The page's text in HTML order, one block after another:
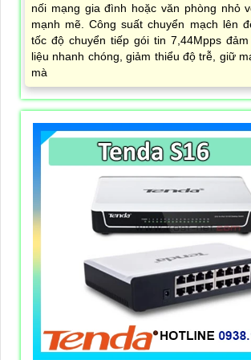
nối mạng gia đình hoặc văn phòng nhỏ
mạnh mẽ. Công suất chuyển mạch lên
tốc độ chuyển tiếp gói tin 7,44Mpps
liệu nhanh chóng, giảm thiểu độ trễ, giữ
mà